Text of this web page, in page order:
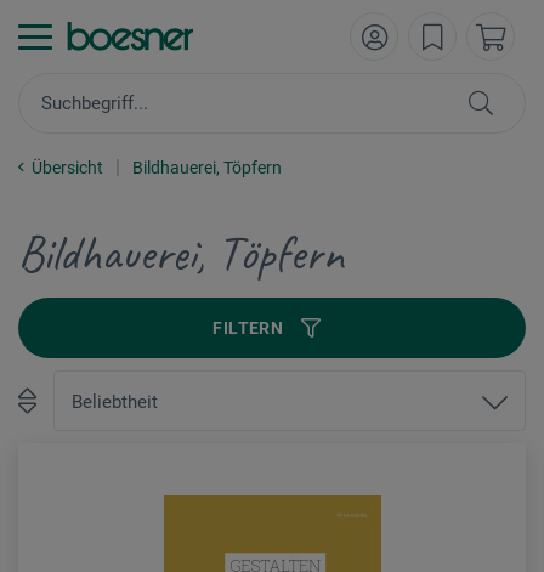
Übersicht Bildhauerei, Töpfern
Bildhauerei, Töpfern
FILTERN